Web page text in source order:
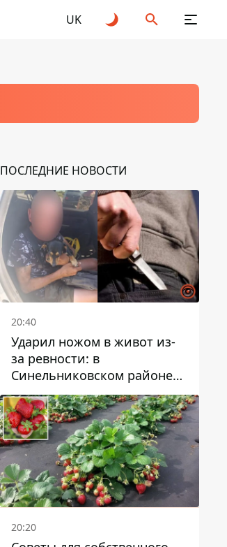
UK
ПОСЛЕДНИЕ НОВОСТИ
20:40
Ударил ножом в живот из-
за ревности: в
Синельниковском районе
задержали 49-летнего
мужчину за убийство
20:20